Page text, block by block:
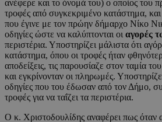
ανέφερε και το όνομά του) o οποίος του
τροφές από συγκεκριμένο κατάστημα,
που έγινε με τον πρώην δήμαρχο Νίκο
οδηγίες ώστε να καλύπτονται οι αγορές
περιστέρια. Υποστηρίζει μάλιστα ότι
κατάστημα, όπου οι τροφές ήταν
αποδείξεις, τις παρουσίαζε στον ταμία
και εγκρίνονταν οι πληρωμές.
οδηγίες που του έδωσαν από τον Δήμο,
τροφές για να ταΐζει τα περιστέρια.
Ο κ. Χριστοδουλίδης αναφέρει πως όταν